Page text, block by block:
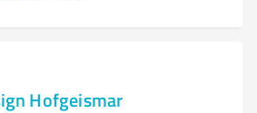
Hofgeismar